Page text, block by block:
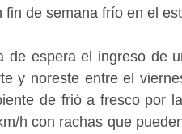
de semana frío en el
de espera el ingreso de
y noreste entre el
de frió a fresco por
h con rachas que